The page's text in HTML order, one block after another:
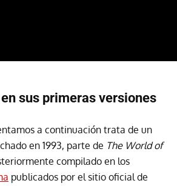
sus primeras versiones
a continuación trata de un
en 1993, parte de The World of
compilado en los
publicados por el sitio oficial de